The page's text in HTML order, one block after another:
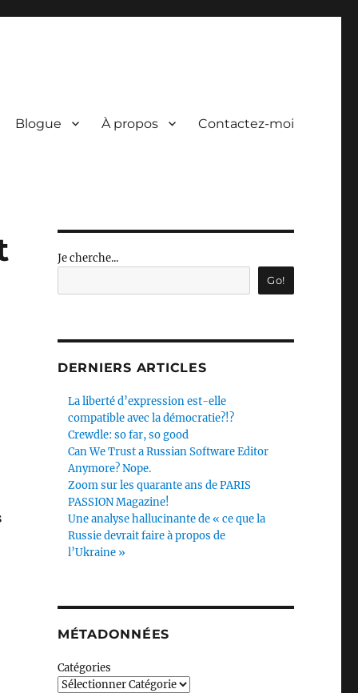
Blogue À propos Contactez-moi
Je cherche...
Go!
DERNIERS ARTICLES
La liberté d’expression est-elle
compatible avec la démocratie?!?
Crewdle: so far, so good
Can We Trust a Russian Software Editor
Anymore? Nope.
Zoom sur les quarante ans de PARIS
PASSION Magazine!
Une analyse hallucinante de « ce que la
Russie devrait faire à propos de
l’Ukraine »
MÉTADONNÉES
Catégories